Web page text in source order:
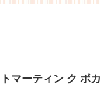
トマーティン ク ボ